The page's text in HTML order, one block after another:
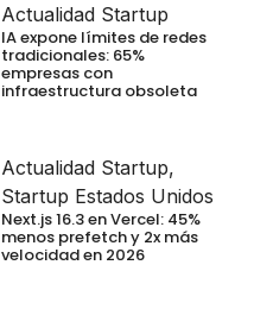
Actualidad Startup
IA expone límites de redes
tradicionales: 65%
empresas con
infraestructura obsoleta
Actualidad Startup,
Startup Estados Unidos
Next.js 16.3 en Vercel: 45%
menos prefetch y 2x más
velocidad en 2026